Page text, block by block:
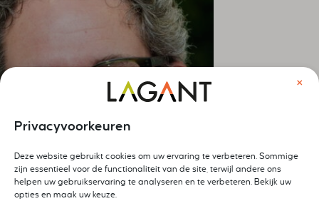
Privacyvoorkeuren
×
Deze website gebruikt cookies om uw ervaring te verbeteren. Sommige
zijn essentieel voor de functionaliteit van de site, terwijl andere ons
helpen uw gebruikservaring te analyseren en te verbeteren. Bekijk uw
opties en maak uw keuze.